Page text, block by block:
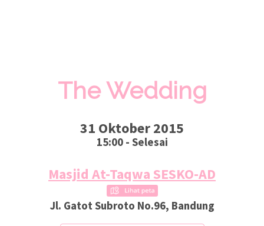
The Wedding
31 Oktober 2015
15:00 - Selesai
Masjid At-Taqwa SESKO-AD
Jl. Gatot Subroto No.96, Bandung